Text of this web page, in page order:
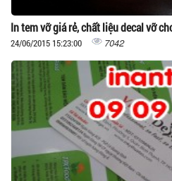
In tem vỡ giá rẻ, chất liệu decal vỡ
24/06/2015 15:23:00 7042